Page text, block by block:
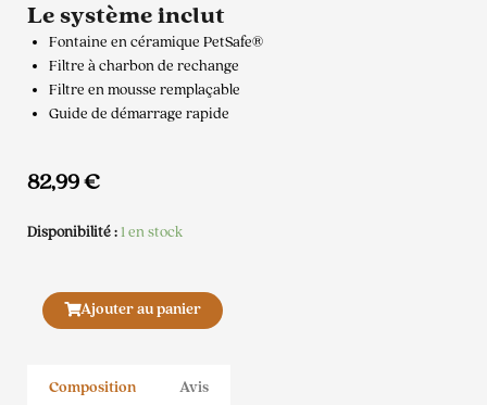
Le système inclut
Fontaine en céramique PetSafe®
Filtre à charbon de rechange
Filtre en mousse remplaçable
Guide de démarrage rapide
82,99€
Disponibilité :1 en stock
quantitéAjouter au panier
Composition Avis